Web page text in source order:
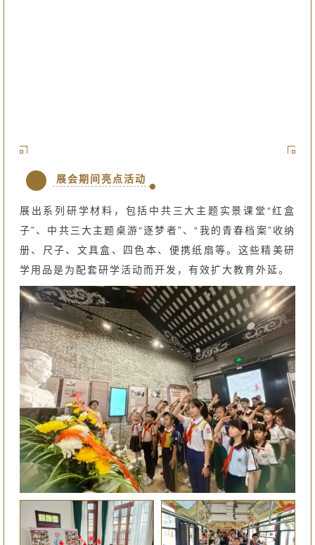
展会期间亮点活动
展出系列研学材料，包括中共三大主题实景课堂“红盒
子”、中共三大主题桌游“逐梦者”、“我的青春档案”收纳
册、尺子、文具盒、四色本、便携纸扇等。这些精美研
学用品是为配套研学活动而开发，有效扩大教育外延。